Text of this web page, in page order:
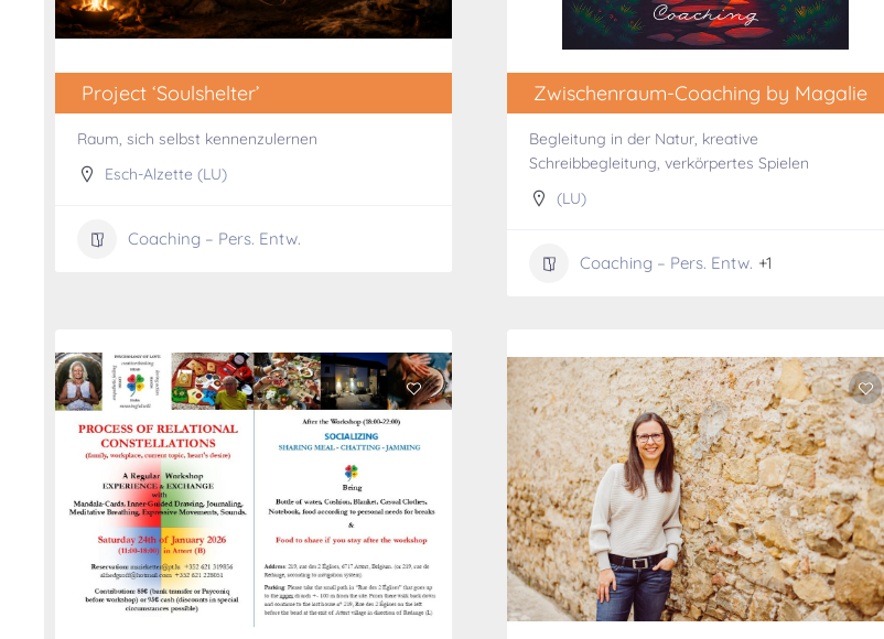
Project ‘Soulshelter’
Raum, sich selbst kennenzulernen
Esch-Alzette (LU)
Coaching – Pers. Entw.
Zwischenraum-Coaching by Magalie
Begleitung in der Natur, kreative
Schreibbegleitung, verkörpertes Spielen
(LU)
Coaching – Pers. Entw. +1